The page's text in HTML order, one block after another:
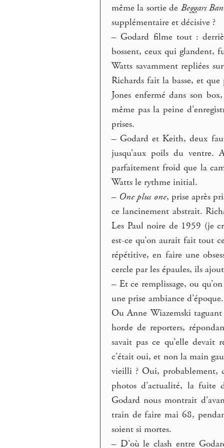
même la sortie de Beggars
supplémentaire et décisive ?
– Godard filme tout :
bossent, ceux qui glandent,
Watts savamment repliées
Richards fait la basse, et que
Jones enfermé dans son
même pas la peine
prises.
– Godard et Keith, deux
jusqu’aux poils du ventre.
parfaitement froid que la
Watts le rythme initial.
– One plus one, prise après
ce lancinement abstrait.
Les Paul noire de 1959 (je
est-ce qu’on aurait fait tout
répétitive, en faire une
cercle par les épaules, ils
– Et ce remplissage, ou
une prise ambiance
Ou Anne Wiazemski
horde de reporters,
savait pas ce qu’elle
c’était oui, et non la main
vieilli ? Oui, probablement,
photos d’actualité, la fuite
Godard nous montrait
train de faire mai 68,
soient si mortes.
– D’où le clash entre